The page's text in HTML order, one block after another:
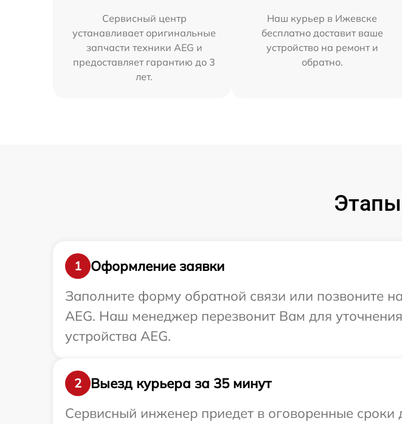
Сервисный центр
устанавливает оригинальные
запчасти техники AEG и
предоставляет гарантию до 3
лет.
Наш курьер в Ижевске
бесплатно доставит ваше
устройство на ремонт и
обратно.
1
Оформление заявки
Заполните форму обратной связи или позвоните
AEG. Наш менеджер перезвонит Вам для
устройства AEG.
2
Выезд курьера за 35 минут
Сервисный инженер приедет в оговоренные сроки